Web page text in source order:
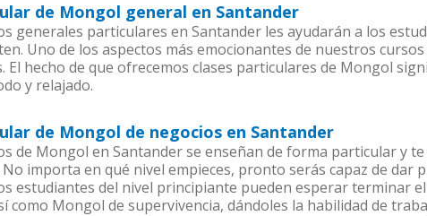
de Mongol general en Santander
generales particulares en Santander les ayudarán a los
Uno de los aspectos más emocionantes de nuestros
El hecho de que ofrecemos clases particulares de Mongol
y relajado.
de Mongol de negocios en Santander
de Mongol en Santander se enseñan de forma particular y
importa en qué nivel empieces, pronto serás capaz de
estudiantes del nivel principiante pueden esperar terminar
como Mongol de supervivencia, dándoles la habilidad de